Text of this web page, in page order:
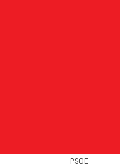
PSOE